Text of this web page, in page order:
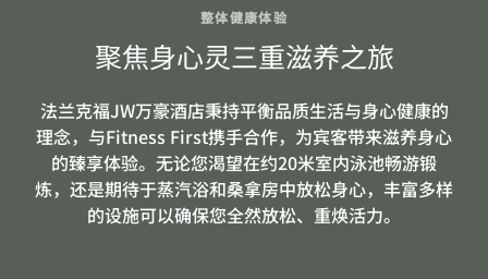
整体健康体验
聚焦身心灵三重滋养之旅
法兰克福JW万豪酒店秉持平衡品质生活与身心健康的
理念，与Fitness First携手合作，为宾客带来滋养身心
的臻享体验。无论您渴望在约20米室内泳池畅游锻
炼，还是期待于蒸汽浴和桑拿房中放松身心，丰富多样
的设施可以确保您全然放松、重焕活力。